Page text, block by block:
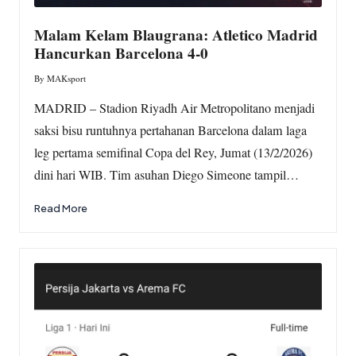
Malam Kelam Blaugrana: Atletico Madrid
Hancurkan Barcelona 4-0
Posted
By MAKsport
MADRID – Stadion Riyadh Air Metropolitano menjadi
saksi bisu runtuhnya pertahanan Barcelona dalam laga
leg pertama semifinal Copa del Rey, Jumat (13/2/2026)
dini hari WIB. Tim asuhan Diego Simeone tampil…
Read More